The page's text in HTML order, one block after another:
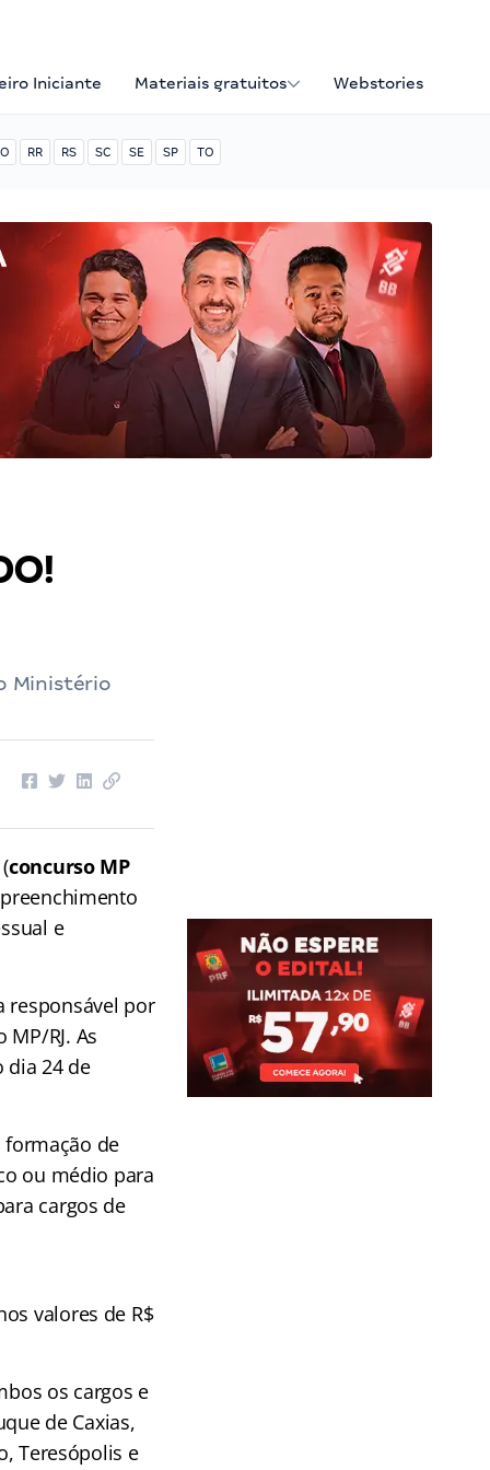
Iniciante Materiais gratuitos Webstories
RR RS SC SE SP TO
Ministério
(concurso MP
e
responsável por
RJ. As
dia 24 de
formação de
ou médio para
cargos de
valores de R$
os cargos e
de Caxias,
Teresópolis e